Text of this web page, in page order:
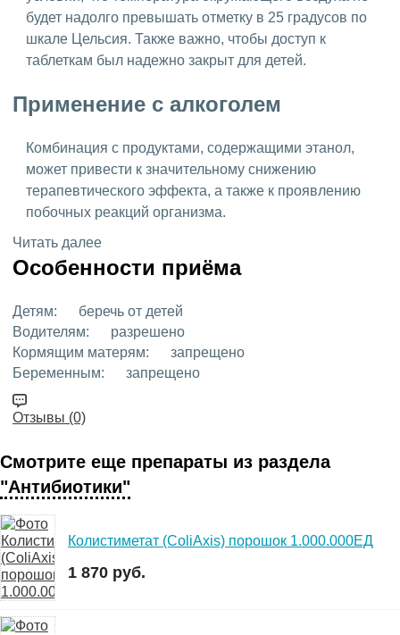
будет надолго превышать отметку в 25 градусов по
шкале Цельсия. Также важно, чтобы доступ к
таблеткам был надежно закрыт для детей.
Применение с алкоголем
Комбинация с продуктами, содержащими этанол,
может привести к значительному снижению
терапевтического эффекта, а также к проявлению
побочных реакций организма.
Читать далее
Особенности приёма
Детям:
беречь от детей
Водителям:
разрешено
Кормящим матерям:
запрещено
Беременным:
запрещено
Отзывы (0)
Смотрите еще препараты из раздела
"Антибиотики"
Колистиметат (ColiAxis) порошок 1.000.000ЕД
1 870 руб.